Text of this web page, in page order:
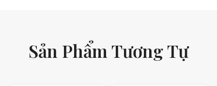
Sản Phẩm Tương Tự